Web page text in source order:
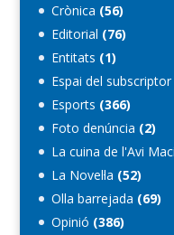
Crònica (56)
Editorial (76)
Entitats (1)
Espai del subscriptor
Esports (366)
Foto denúncia (2)
La cuina de l'Avi
La Novel·la (52)
Olla barrejada (69)
Opinió (386)